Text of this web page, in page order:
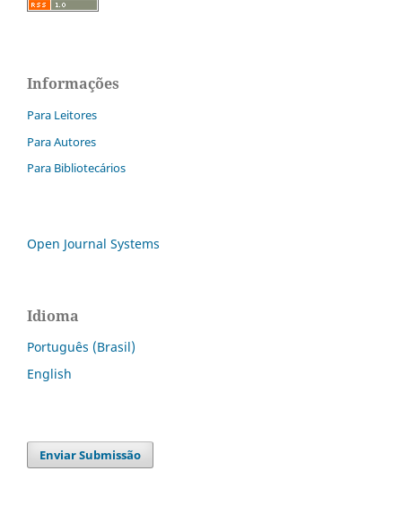
Informações
Para Leitores
Para Autores
Para Bibliotecários
Open Journal Systems
Idioma
Português (Brasil)
English
Enviar Submissão